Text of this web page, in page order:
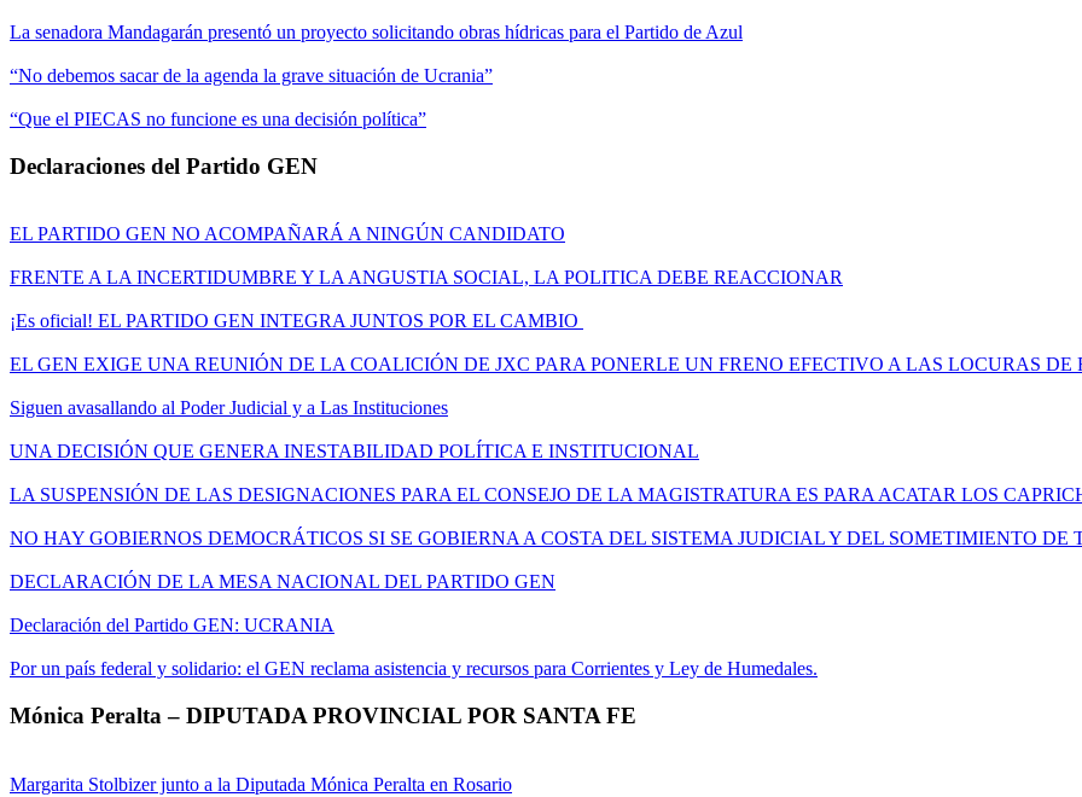
La senadora Mandagarán presentó un proyecto solicitando obras hídricas para el Partido de Azul
“No debemos sacar de la agenda la grave situación de Ucrania”
“Que el PIECAS no funcione es una decisión política”
Declaraciones del Partido GEN
EL PARTIDO GEN NO ACOMPAÑARÁ A NINGÚN CANDIDATO
FRENTE A LA INCERTIDUMBRE Y LA ANGUSTIA SOCIAL, LA POLITICA DEBE REACCIONAR
¡Es oficial! EL PARTIDO GEN INTEGRA JUNTOS POR EL CAMBIO
EL GEN EXIGE UNA REUNIÓN DE LA COALICIÓN DE JXC PARA PONERLE UN FRENO EFECTIVO A LAS LOCURAS DE
Siguen avasallando al Poder Judicial y a Las Instituciones
UNA DECISIÓN QUE GENERA INESTABILIDAD POLÍTICA E INSTITUCIONAL
LA SUSPENSIÓN DE LAS DESIGNACIONES PARA EL CONSEJO DE LA MAGISTRATURA ES PARA ACATAR LOS
NO HAY GOBIERNOS DEMOCRÁTICOS SI SE GOBIERNA A COSTA DEL SISTEMA JUDICIAL Y DEL SOMETIMIENTO DE
DECLARACIÓN DE LA MESA NACIONAL DEL PARTIDO GEN
Declaración del Partido GEN: UCRANIA
Por un país federal y solidario: el GEN reclama asistencia y recursos para Corrientes y Ley de Humedales.
Mónica Peralta – DIPUTADA PROVINCIAL POR SANTA FE
Margarita Stolbizer junto a la Diputada Mónica Peralta en Rosario